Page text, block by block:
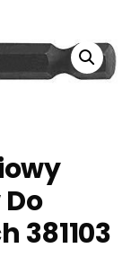
381103